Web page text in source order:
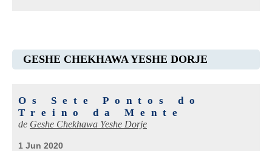
GESHE CHEKHAWA YESHE DORJE
Os Sete Pontos do
Treino da Mente
de Geshe Chekhawa Yeshe Dorje
1 Jun 2020